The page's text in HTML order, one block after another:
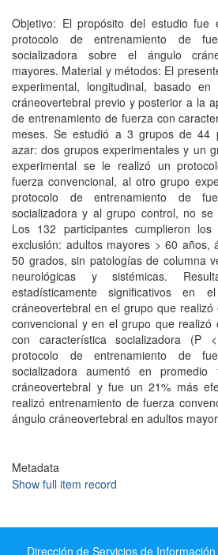
Objetivo: El propósito del estudio
protocolo de entrenamiento de
socializadora sobre el ángulo
mayores. Material y métodos: El
experimental, longitudinal, basado
cráneovertebral previo y posterior a la
de entrenamiento de fuerza con
meses. Se estudió a 3 grupos de 44
azar: dos grupos experimentales y un
experimental se le realizó un
fuerza convencional, al otro grupo
protocolo de entrenamiento de
socializadora y al grupo control, no se
Los 132 participantes cumplieron
exclusión: adultos mayores > 60 años,
50 grados, sin patologías de columna
neurológicas y sistémicas.
estadísticamente significativos en
cráneovertebral en el grupo que
convencional y en el grupo que realizó
con característica socializadora (P
protocolo de entrenamiento de
socializadora aumentó en
cráneovertebral y fue un 21% más
realizó entrenamiento de fuerza
ángulo cráneovertebral en adultos
Metadata
Show full item record
Dirección de Servicios de